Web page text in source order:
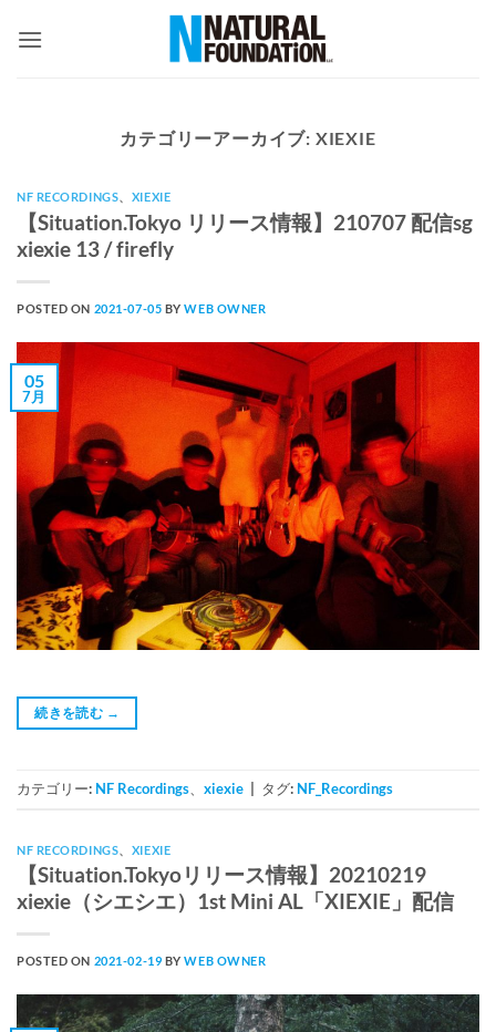
カテゴリーアーカイブ: XIEXIE
NF RECORDINGS、 XIEXIE
【Situation.Tokyo リリース情報】210707 配信sg
xiexie 13 / firefly
POSTED ON 2021-07-05 BYWEB OWNER
05
7月
続きを読む →
カテゴリー: NF Recordings xiexie タグ: NF_Recordings
NF RECORDINGS、 XIEXIE
【Situation.Tokyoリリース情報】20210219
xiexie（シエシエ）1st Mini AL「XIEXIE」配信
POSTED ON 2021-02-19 BYWEB OWNER